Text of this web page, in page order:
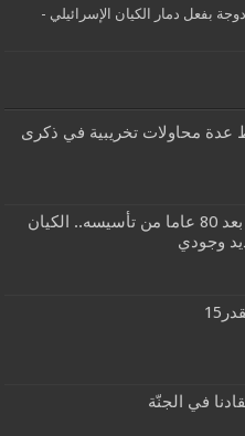
بفعل دمار الكيان الإسرائيلي -
عدة محاولات تخريبية في ذكرى
السيد أمين السيد: بعد 80 عاما من تأسيسه.. الكيان
وجودي
في الجنّة